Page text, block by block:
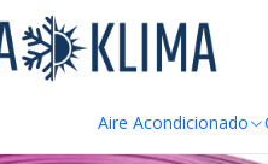
Aire Acondicionado
Cable Flat Comunicacion Display